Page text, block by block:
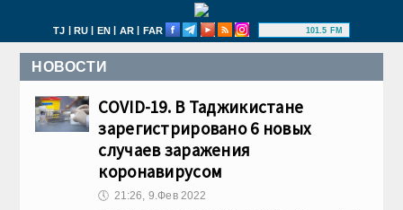
TJ | RU | EN | AR | FAR 101.5 FM
НОВОСТИ
COVID-19. В Таджикистане
зарегистрировано 6 новых
случаев заражения
коронавирусом
🕔 21:26, 9.Фев 2022